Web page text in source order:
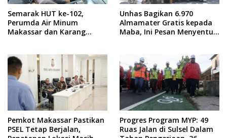
Semarak HUT ke-102,
Perumda Air Minum
Makassar dan Karang
Unhas Bagikan 6.970
Almamater Gratis kepada
Maba, Ini Pesan Menyentuh
Pemkot Makassar Pastikan
PSEL Tetap Berjalan,
Progres Program MYP: 49
Ruas Jalan di Sulsel Dalam